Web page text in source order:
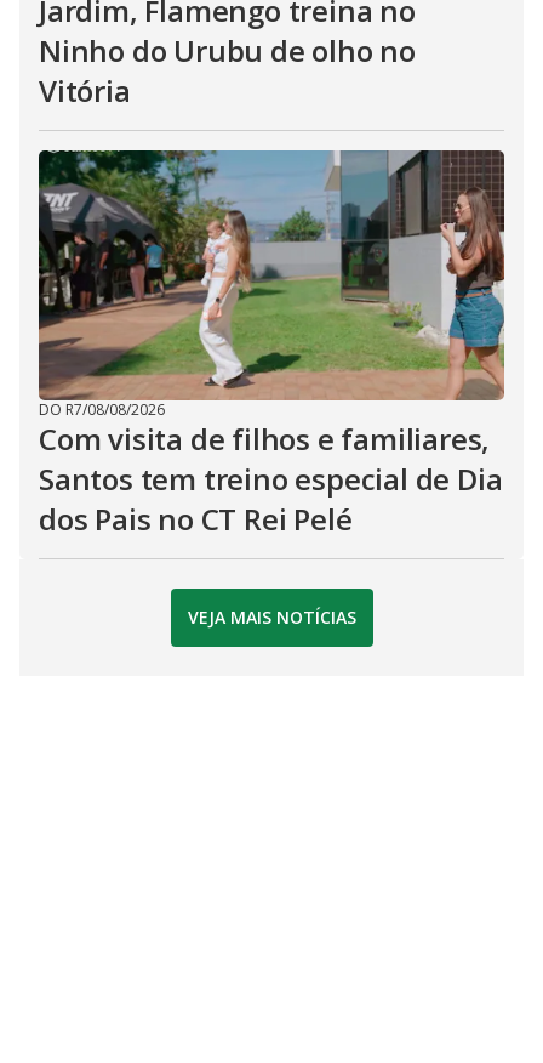
Jardim, Flamengo treina no
Ninho do Urubu de olho no
Vitória
DO R7/08/08/2026
Com visita de filhos e familiares,
Santos tem treino especial de Dia
dos Pais no CT Rei Pelé
VEJA MAIS NOTÍCIAS